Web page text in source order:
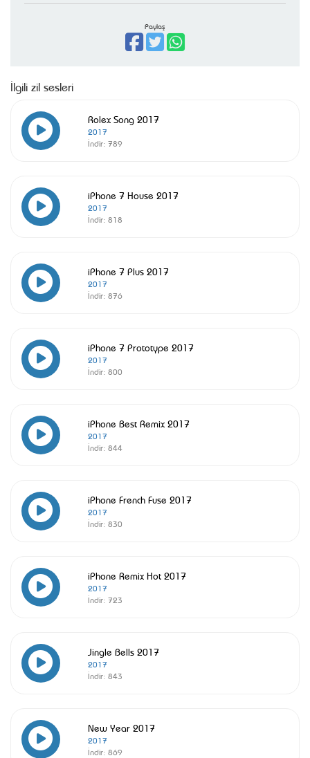
Paylaş
İlgili zil sesleri
Rolex Song 2017
2017
İndir: 789
iPhone 7 House 2017
2017
İndir: 818
iPhone 7 Plus 2017
2017
İndir: 876
iPhone 7 Prototype 2017
2017
İndir: 800
iPhone Best Remix 2017
2017
İndir: 844
iPhone French Fuse 2017
2017
İndir: 830
iPhone Remix Hot 2017
2017
İndir: 723
Jingle Bells 2017
2017
İndir: 843
New Year 2017
2017
İndir: 869